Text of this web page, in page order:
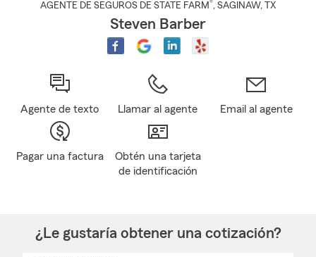
AGENTE DE SEGUROS DE STATE FARM®, SAGINAW, TX
Steven Barber
Agente de texto Llamar al agente Email al agente
Pagar una factura
Obtén una tarjeta
de identificación
¿Le gustaría obtener una cotización?